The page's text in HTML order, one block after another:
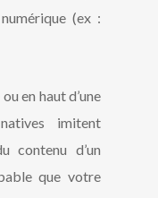
(ex :
en haut d’une
imitent
contenu d’un
que votre